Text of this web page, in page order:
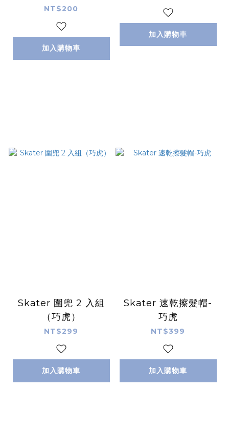
NT$200
加入購物車
加入購物車
Skater 圍兜 2 入組
（巧虎）
NT$299
加入購物車
Skater 速乾擦髮帽-
巧虎
NT$399
加入購物車